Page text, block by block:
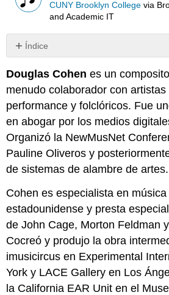
CUNY Brooklyn College via
and Academic IT
Índice
Sin
Douglas Cohen es un
menudo colaborador con artistas
performance y folclóricos. Fue
en abogar por los medios
Organizó la NewMusNet
Pauline Oliveros y
de sistemas de alambre de artes.
Cohen es especialista en
estadounidense y presta
de John Cage, Morton Feldman
Cocreó y produjo la obra
imusicircus en Experimental
York y LACE Gallery en Los
la California EAR Unit en el